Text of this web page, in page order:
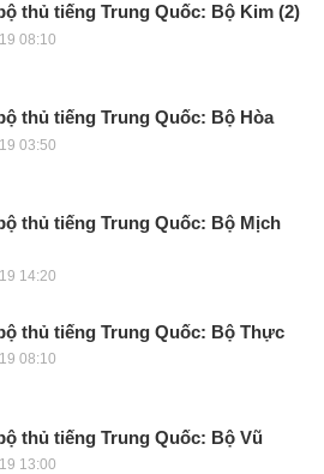
thủ tiếng Trung Quốc: Bộ Kim (2)
08:10
thủ tiếng Trung Quốc: Bộ Hòa
03:50
thủ tiếng Trung Quốc: Bộ Mịch
14:20
thủ tiếng Trung Quốc: Bộ Thực
08:10
thủ tiếng Trung Quốc: Bộ Vũ
13:00